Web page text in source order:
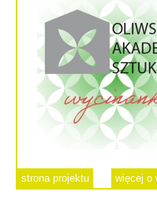
strona projektu więcej o